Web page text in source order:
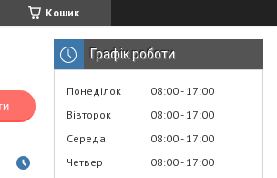
Кошик
Графік роботи
Понеділок 08:00 17:00
Вівторок
08:00 17:00
Середа
08:00 17:00
Четвер
08:00 17:00